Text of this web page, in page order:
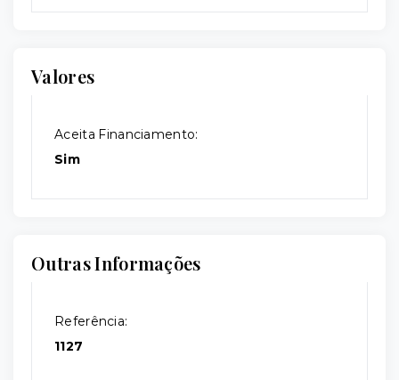
Valores
Aceita Financiamento:
Sim
Outras Informações
Referência:
1127